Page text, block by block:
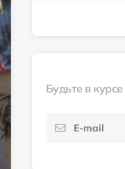
Будьте в курсе